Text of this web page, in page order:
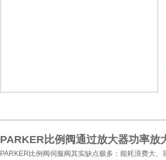
PARKER比例阀通过放大器功率放
PARKER比例阀伺服阀其实缺点极多：能耗浪费大